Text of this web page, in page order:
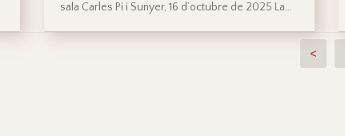
sala Carles Pi i Sunyer, 16 d’octubre de 2025 La…
<